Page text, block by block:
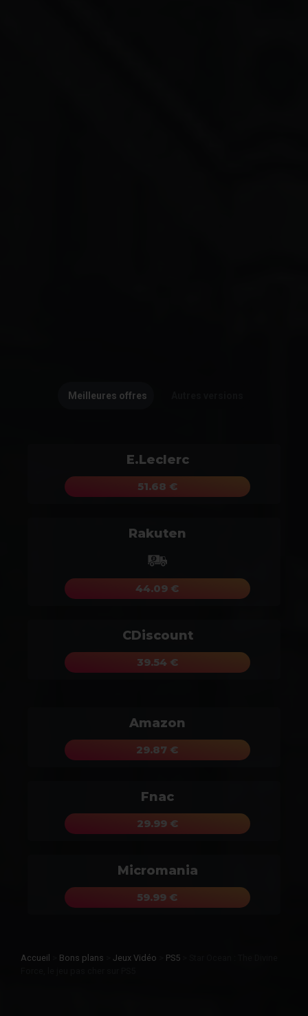
Meilleures offres
E.Leclerc
51.68 €
Rakuten
44.09 €
CDiscount
39.54 €
Amazon
29.87 €
Fnac
29.99 €
Micromania
59.99 €
Accueil Bons plans Jeux Vidéo PS5